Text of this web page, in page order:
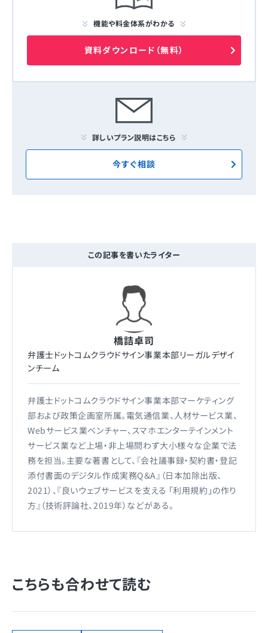
機能や料金体系がわかる
資料ダウンロード（無料）
詳しいプラン説明はこちら
今すぐ相談
この記事を書いたライター
橋詰卓司
弁護士ドットコムクラウドサイン事業本部リーガルデザイ
ンチーム
弁護士ドットコムクラウドサイン事業本部マーケティング
部および政策企画室所属。電気通信業、人材サービス業、
Webサービス業ベンチャー、スマホエンターテインメント
サービス業など上場・非上場問わず大小様々な企業で法
務を担当。主要な著書として、『会社議事録・契約書・登記
添付書面のデジタル作成実務Q＆A』（日本加除出版、
2021）、『良いウェブサービスを支える 「利用規約」の作り
方』（技術評論社、2019年）などがある。
こちらも合わせて読む